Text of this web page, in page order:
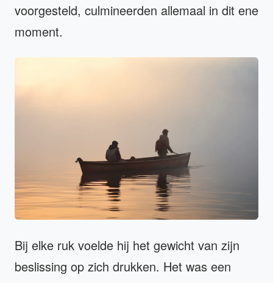
voorgesteld, culmineerden allemaal in dit ene
moment.
Bij elke ruk voelde hij het gewicht van zijn
beslissing op zich drukken. Het was een